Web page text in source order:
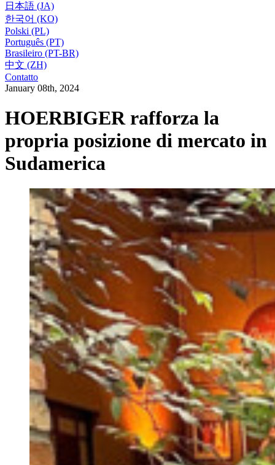
日本語 (JA)
한국어 (KO)
Polski (PL)
Português (PT)
Brasileiro (PT-BR)
中文 (ZH)
Contatto
January 08th, 2024
HOERBIGER rafforza la
propria posizione di mercato in
Sudamerica